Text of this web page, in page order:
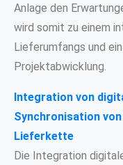
Anlage den
wird somit zu einem
Lieferumfangs und
Projektabwicklung.
Integration von
Synchronisation
Lieferkette
Die Integration